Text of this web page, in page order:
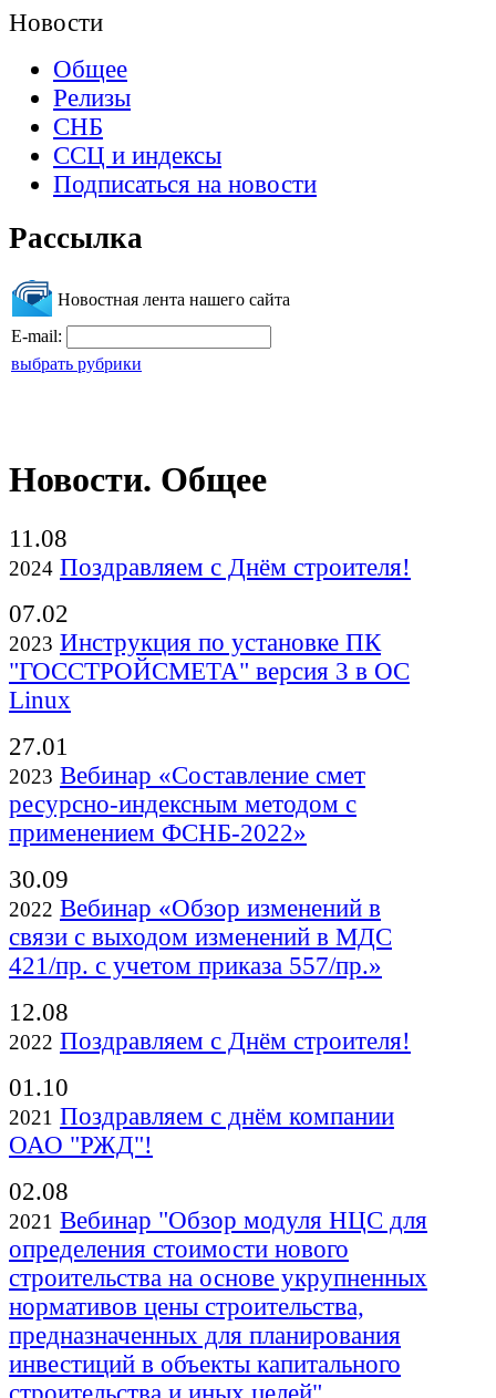
Новости
Общее
Релизы
СНБ
ССЦ и индексы
Подписаться на новости
Рассылка
Новостная лента нашего сайта
E-mail:
выбрать рубрики
Новости. Общее
11.08
2024 Поздравляем с Днём строителя!
07.02
2023 Инструкция по установке ПК
"ГОССТРОЙСМЕТА" версия 3 в ОС
Linux
27.01
2023 Вебинар «Составление смет
ресурсно-индексным методом с
применением ФСНБ-2022»
30.09
2022 Вебинар «Обзор изменений в
связи с выходом изменений в МДС
421/пр. с учетом приказа 557/пр.»
12.08
2022 Поздравляем с Днём строителя!
01.10
2021 Поздравляем с днём компании
ОАО "РЖД"!
02.08
2021 Вебинар "Обзор модуля НЦС для
определения стоимости нового
строительства на основе укрупненных
нормативов цены строительства,
предназначенных для планирования
инвестиций в объекты капитального